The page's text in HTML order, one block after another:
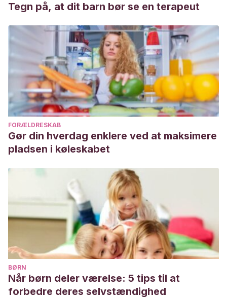
Tegn på, at dit barn bør se en terapeut
FORÆLDRESKAB
Gør din hverdag enklere ved at maksimere
pladsen i køleskabet
BØRN
Når børn deler værelse: 5 tips til at
forbedre deres selvstændighed